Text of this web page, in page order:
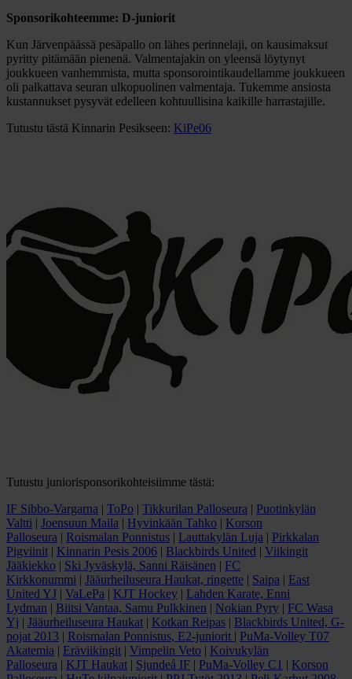
Sponsorikohteemme: D-juniorit
Kun Järvenpäässä pesäpallo on lähes perinnelaji, on kausimaksut
pyritty pitämään pienenä. Valmentajakin on yleensä löytynyt
joukkueen vanhemmista, mutta sponsorointikaudellamme joukkueen
oli palkattava seuran ulkopuolinen valmentaja. Tukemme ansiosta
kustannukset pysyvät edelleen kohtuullisina kaikille harrastajille.
Tutustu tästä Kinnarin Pesikseen: KiPe06
Tutustu juniorisponsorikohteisiimme tästä:
IF Sibbo-Vargarna | ToPo | Tikkurilan Palloseura | Puotinkylän
Valtti | Joensuun Maila | Hyvinkään Tahko | Korson
Palloseura | Roismalan Ponnistus | Lauttakylän Luja | Pirkkalan
Pigviinit | Kinnarin Pesis 2006 | Blackbirds United | Viikingit
Jääkiekko | Ski Jyväskylä, Sanni Räisänen | FC
Kirkkonummi | Jääurheiluseura Haukat, ringette | Saipa | East
United YJ | VaLePa | KJT Hockey | Lahden Karate, Enni
Lydman | Biitsi Vantaa, Samu Pulkkinen | Nokian Pyry | FC Wasa
Yj | Jääurheiluseura Haukat | Kotkan Reipas | Blackbirds United, G-
pojat 2013 | Roismalan Ponnistus, E2-juniorit | PuMa-Volley T07
Akatemia | Eräviikingit | Vimpelin Veto | Koivukylän
Palloseura | KJT Haukat | Sjundeå IF | PuMa-Volley C1 | Korson